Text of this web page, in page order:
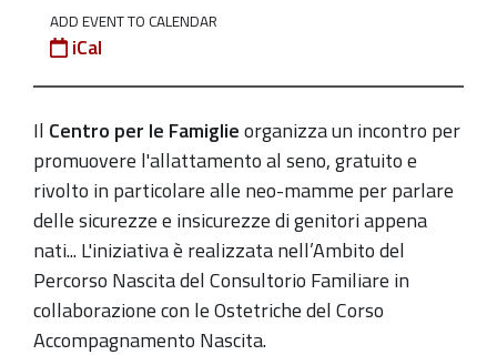
ottobre
dalle
ore
14.00
alle
16.30
2022-
10-
17T14:00:00+02:00
2022-
ADD EVENT TO CALENDAR
iCal
Il Centro per le Famiglieorganizza un incontro per
promuovere l'allattamento al seno, gratuito e
rivolto in particolare alle neo-mamme per parlare
delle sicurezze e insicurezze di genitori appena
nati... L'iniziativa è realizzata nell’Ambito del
Percorso Nascita del Consultorio Familiare in
collaborazione con le Ostetriche del Corso
Accompagnamento Nascita.